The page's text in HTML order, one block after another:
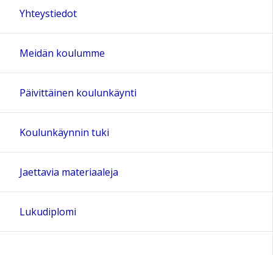
Yhteystiedot
Meidän koulumme
Päivittäinen koulunkäynti
Koulunkäynnin tuki
Jaettavia materiaaleja
Lukudiplomi